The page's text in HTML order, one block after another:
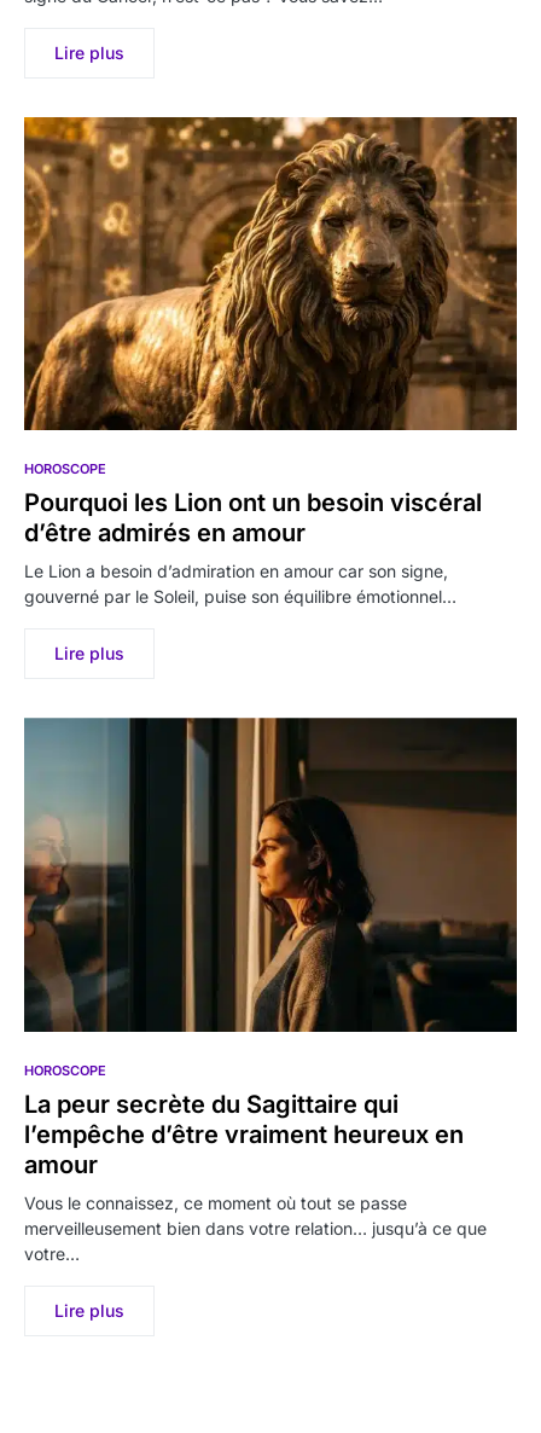
Lire plus
HOROSCOPE
Pourquoi les Lion ont un besoin viscéral
d’être admirés en amour
Le Lion a besoin d’admiration en amour car son signe,
gouverné par le Soleil, puise son équilibre émotionnel…
Lire plus
HOROSCOPE
La peur secrète du Sagittaire qui
l’empêche d’être vraiment heureux en
amour
Vous le connaissez, ce moment où tout se passe
merveilleusement bien dans votre relation… jusqu’à ce que
votre…
Lire plus